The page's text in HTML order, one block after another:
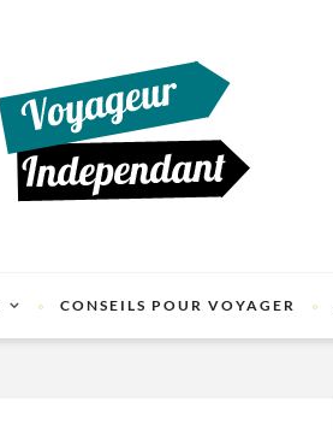
CONSEILS POUR VOYAGER